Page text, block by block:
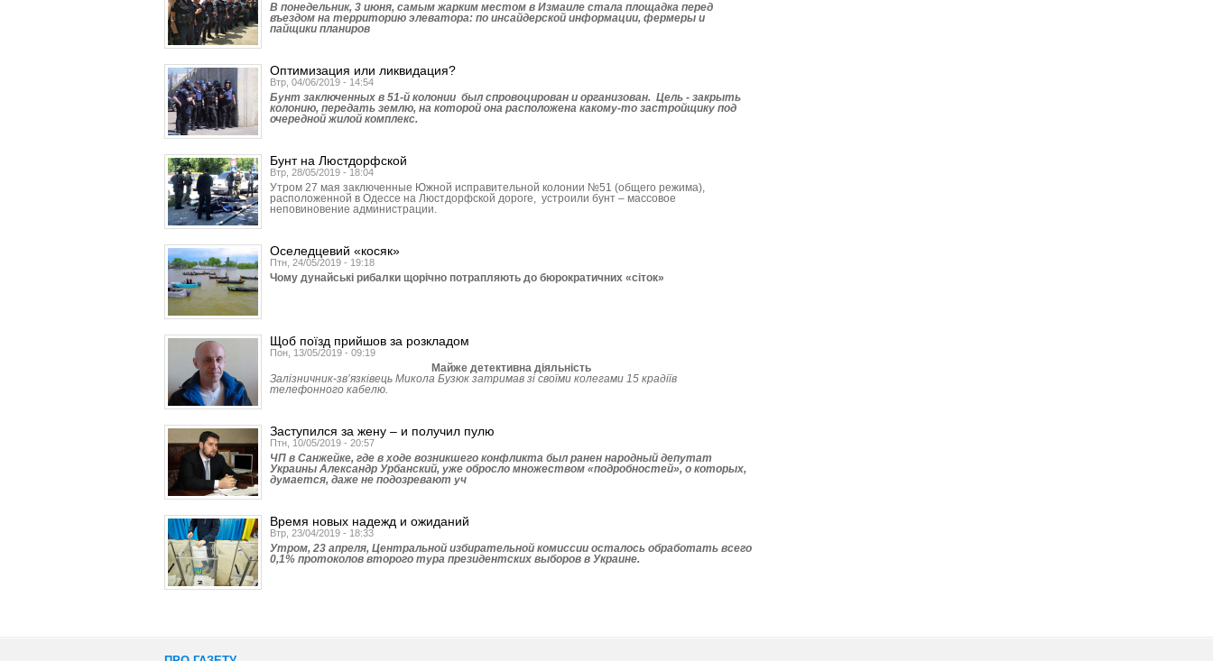
В понедельник, 3 июня, самым жарким местом в Измаиле стала площадка перед
въездом на территорию элеватора: по инсайдерской информации, фермеры и
пайщики планиров
Оптимизация или ликвидация?
Втр, 04/06/2019 - 14:54
Бунт заключенных в 51-й колонии был спровоцирован и организован. Цель - закрыть
колонию, передать землю, на которой она расположена какому-то застройщику под
очередной жилой комплекс.
Бунт на Люстдорфской
Втр, 28/05/2019 - 18:04
Утром 27 мая заключенные Южной исправительной колонии №51 (общего режима),
расположенной в Одессе на Люстдорфской дороге, устроили бунт – массовое
неповиновение администрации.
Оселедцевий «косяк»
Птн, 24/05/2019 - 19:18
Чому дунайські рибалки щорічно потрапляють до бюрократичних «сіток»
Щоб поїзд прийшов за розкладом
Пон, 13/05/2019 - 09:19
Майже детективна діяльність
Залізничник-зв’язківець Микола Бузюк затримав зі своїми колегами 15 крадіїв
телефонного кабелю.
Заступился за жену – и получил пулю
Птн, 10/05/2019 - 20:57
ЧП в Санжейке, где в ходе возникшего конфликта был ранен народный депутат
Украины Александр Урбанский, уже обросло множеством «подробностей», о которых,
думается, даже не подозревают уч
Время новых надежд и ожиданий
Втр, 23/04/2019 - 18:33
Утром, 23 апреля, Центральной избирательной комиссии осталось обработать всего
0,1% протоколов второго тура президентских выборов в Украине.